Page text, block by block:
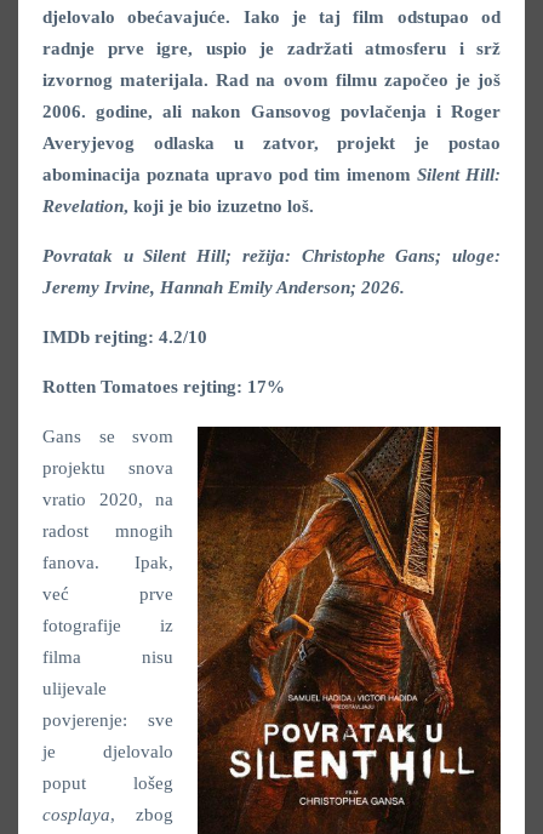
djelovalo obećavajuće. Iako je taj film odstupao od
radnje prve igre, uspio je zadržati atmosferu i srž
izvornog materijala. Rad na ovom filmu započeo je još
2006. godine, ali nakon Gansovog povlačenja i Roger
Averyjevog odlaska u zatvor, projekt je postao
abominacija poznata upravo pod tim imenom Silent Hill:
Revelation, koji je bio izuzetno loš.
Povratak u Silent Hill; režija: Christophe Gans; uloge:
Jeremy Irvine, Hannah Emily Anderson; 2026.
IMDb rejting: 4.2/10
Rotten Tomatoes rejting: 17%
Gans se svom
projektu snova
vratio 2020, na
radost mnogih
fanova. Ipak,
već prve
fotografije iz
filma nisu
ulijevale
povjerenje: sve
je djelovalo
poput lošeg
cosplaya, zbog